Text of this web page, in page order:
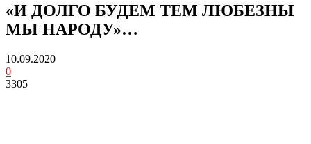
«И ДОЛГО БУДЕМ ТЕМ ЛЮБЕЗНЫ
МЫ НАРОДУ»…
10.09.2020
0
3305